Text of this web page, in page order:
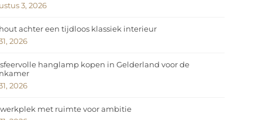
3, 2026
achter een tijdloos klassiek interieur
2026
hanglamp kopen in Gelderland voor de
2026
werkplek met ruimte voor ambitie